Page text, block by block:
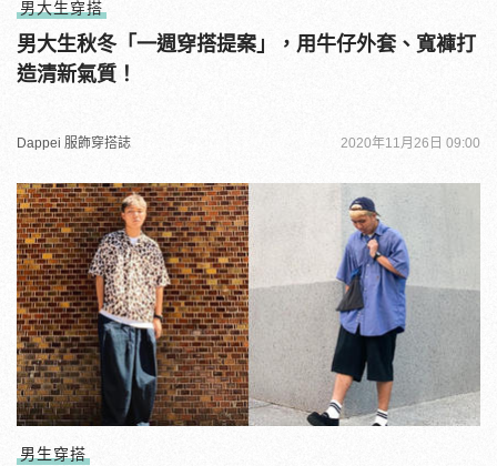
男大生穿搭
男大生秋冬「一週穿搭提案」，用牛仔外套、寬褲打
造清新氣質！
Dappei 服飾穿搭誌 2020年11月26日 09:00
男生穿搭